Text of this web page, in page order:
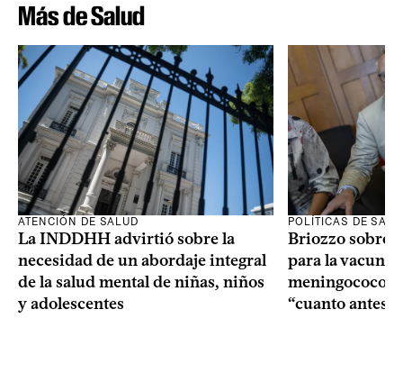
Más de Salud
ATENCIÓN DE SALUD
La INDDHH advirtió sobre la
necesidad de un abordaje integral
de la salud mental de niñas, niños
y adolescentes
POLÍTICAS DE
Briozzo sobre
para la vacuna
meningococo:
“cuanto antes